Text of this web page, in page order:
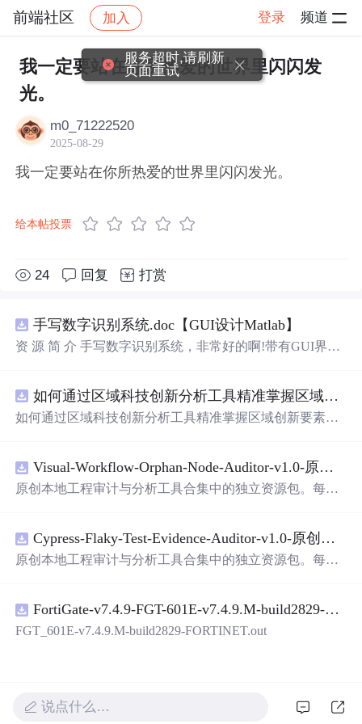
前端社区 加入 登录 频道
社区 前端社区 感慨 帖子详情
我一定要站在你所热爱的世界里闪闪发
光。
m0_71222520
2025-08-29
我一定要站在你所热爱的世界里闪闪发光。
给本帖投票
24 回复 打赏
手写数字识别系统.doc【GUI设计Matlab】
资 源 简 介 手写数字识别系统，非常好的啊!带有GUI界
带有直观的图形用户界面（GUI），非常容易使用。你只
需要将手写数字输入系统，它将立即给出准确的识别结
是一个非常方便和实用的工具，你一定会喜欢它的！
如何通过区域科技创新分析工具精准掌握区域创新要素分布与产业链融合现状？.docx
如何通过区域科技创新分析工具精准掌握区域创新要素分
Visual-Workflow-Orphan-Node-Auditor-v1.0-原创源码与文档.zip
原创本地工程审计与分析工具合集中的独立资源包。每个
README、运行说明、功能清单、MIT License及原创与授
权声明。解压后进入project目录，执行npm test验证算法，
目源码、Logo、官方截图、论文、生产日志或其他受限素
材。适合前端开发、AI应用工程、测试审计和课程实践。
Cypress-Flaky-Test-Evidence-Auditor-v1.0-原创源码与文档.zip
原创本地工程审计与分析工具合集中的独立资源包。每个
README、运行说明、功能清单、MIT License及原创与授
权声明。解压后进入project目录，执行npm test验证算法，
FortiGate-v7.4.9-FGT-601E-v7.4.9.M-build2829-FORTINET.out
FGT_601E-v7.4.9.M-build2829-FORTINET.out
说点什么…
服务超时,请刷新
页面重试